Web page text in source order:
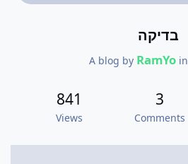
בדיקה
A blog by RamYoin
3
Comments
841
Views